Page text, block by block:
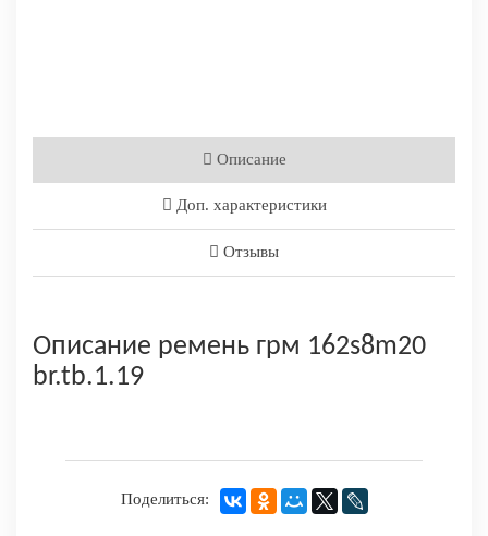
Описание
Доп. характеристики
Отзывы
Описание ремень грм 162s8m20
br.tb.1.19
Поделиться: